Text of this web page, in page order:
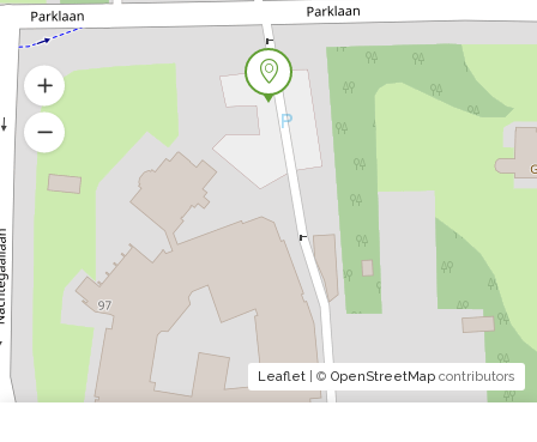
Leaflet | © OpenStreetMap contributors